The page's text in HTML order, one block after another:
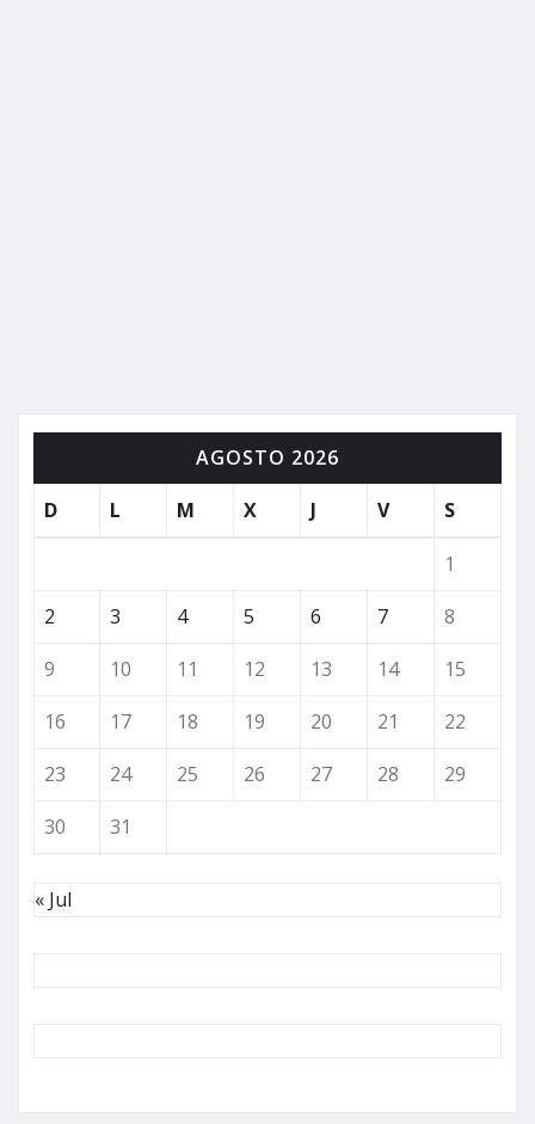
AGOSTO 2026
D
L M X J V S
1
2
3 4 5 6 7
8
9
10 11 12 13 14
15
16
17 18 19 20 21
22
23
24 25 26 27 28
29
30
31
« Jul